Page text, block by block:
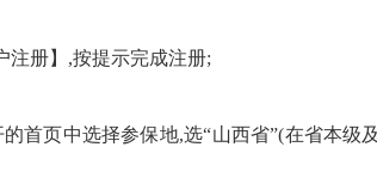
注册】,按提示完成注册;
页中选择参保地,选“山西省”(在省本级